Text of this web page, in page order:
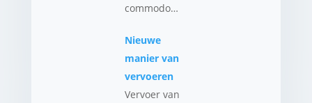
commodo…
Nieuwe
manier van
vervoeren
Vervoer van